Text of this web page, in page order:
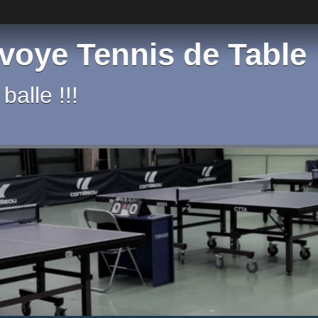
Tennis de Table
!!!